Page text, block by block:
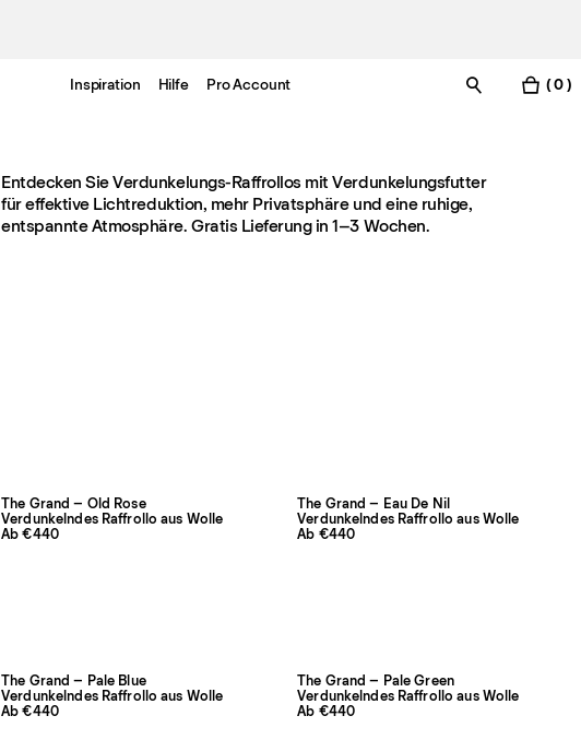
Inspiration Hilfe Pro Account ( 0 )
Entdecken Sie Verdunkelungs-Raffrollos mit Verdunkelungsfutter
für effektive Lichtreduktion, mehr Privatsphäre und eine ruhige,
entspannte Atmosphäre. Gratis Lieferung in 1–3 Wochen.
The Grand – Old Rose
Verdunkelndes Raffrollo aus Wolle
Ab €440
The Grand – Eau De Nil
Verdunkelndes Raffrollo aus Wolle
Ab €440
The Grand – Pale Blue
Verdunkelndes Raffrollo aus Wolle
Ab €440
The Grand – Pale Green
Verdunkelndes Raffrollo aus Wolle
Ab €440